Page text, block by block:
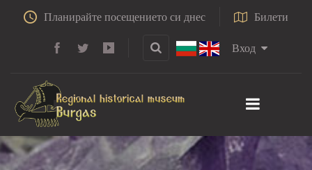
Планирайте посещението си днес Билети
Вход